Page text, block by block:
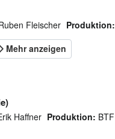
Fleischer Produktion:
Haffner Produktion: BTF